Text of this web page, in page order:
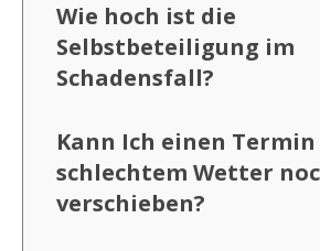
Wie hoch ist die
Selbstbeteiligung im
Schadensfall?
Kann Ich einen Termin
schlechtem Wetter
verschieben?